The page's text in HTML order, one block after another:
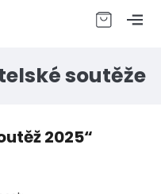
soutěže
2025“